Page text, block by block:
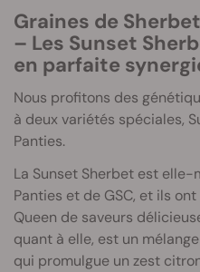
Graines de
– Les Sunset
en parfaite
Nous profitons des
à deux variétés spéciales,
Panties.
La Sunset Sherbet est elle-
Panties et de GSC, et ils
Queen de saveurs
quant à elle, est un
qui promulgue un zest